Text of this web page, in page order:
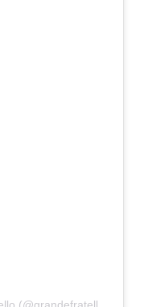
Un post condiviso da Grande Fratello (@grandefratellotv)